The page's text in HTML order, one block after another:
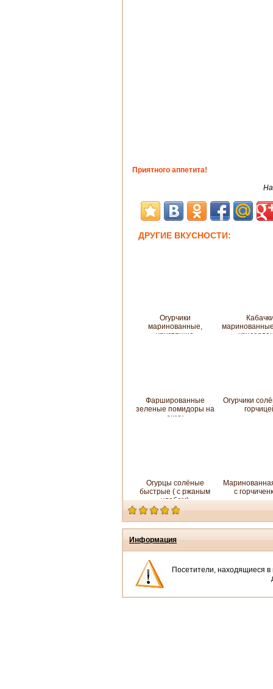
Приятного аппетита!
ДРУГИЕ ВКУСНОСТИ:
Огурчики
маринованные,
хрустящие
Фаршированные
зеленые помидоры на
зиму
Огурчики
Огурцы солёные
быстрые ( с ржаным
хлебом)
с
Информация
Посетители, находящиеся в